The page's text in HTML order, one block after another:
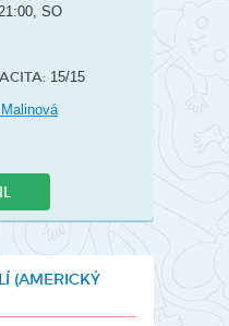
SO
15/15
(AMERICKÝ